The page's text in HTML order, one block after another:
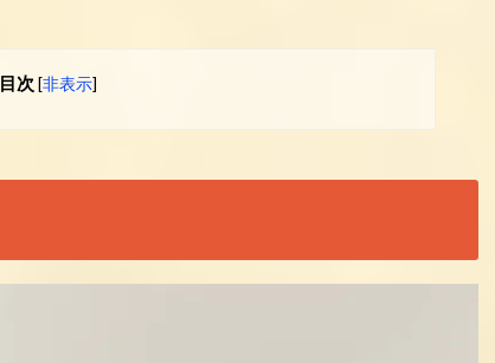
目次 [非表示]